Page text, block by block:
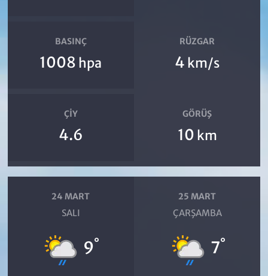
BASINÇ
1008 hpa
RÜZGAR
4 km/s
ÇIY
4.6
GÖRÜŞ
10 km
24 MART
SALI
9°
25 MART
ÇARŞAMBA
7°